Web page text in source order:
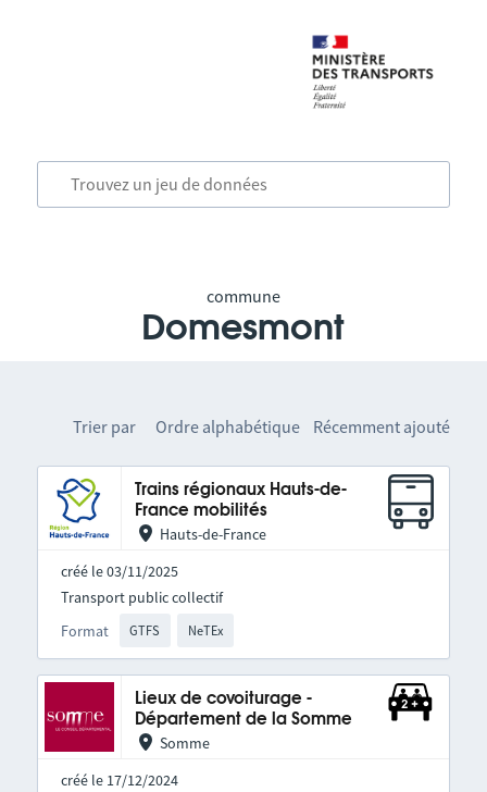
commune
Domesmont
Trier par Ordre alphabétique Récemment ajouté
Trains régionaux Hauts-de-
France mobilités
Hauts-de-France
créé le 03/11/2025
Format GTFS NeTEx
Transport public collectif
Lieux de covoiturage -
Département de la Somme
Somme
créé le 17/12/2024